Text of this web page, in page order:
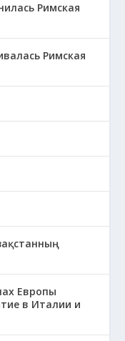
Римская
Римская
Европы
в Италии и